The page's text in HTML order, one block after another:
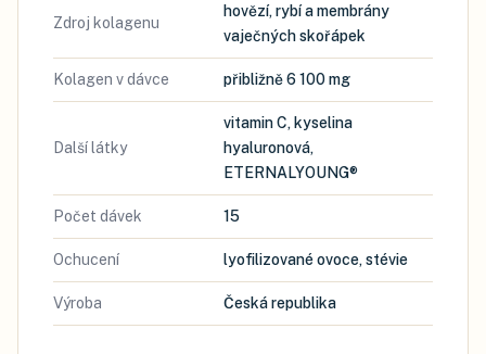
Zdroj kolagenu
hovězí, rybí a membrány
vaječných skořápek
Kolagen v dávce přibližně 6 100 mg
Další látky
vitamin C, kyselina
hyaluronová,
ETERNALYOUNG®
Počet dávek 15
Ochucení lyofilizované ovoce, stévie
Výroba Česká republika